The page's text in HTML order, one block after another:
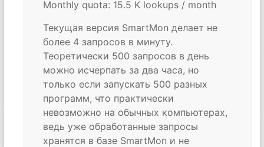
Monthly quota: 15.5 K lookups / month
Текущая версия SmartMon делает не
более 4 запросов в минуту.
Теоретически 500 запросов в день
можно исчерпать за два часа, но
только если запускать 500 разных
программ, что практически
невозможно на обычных компьютерах,
ведь уже обработанные запросы
хранятся в базе SmartMon и не